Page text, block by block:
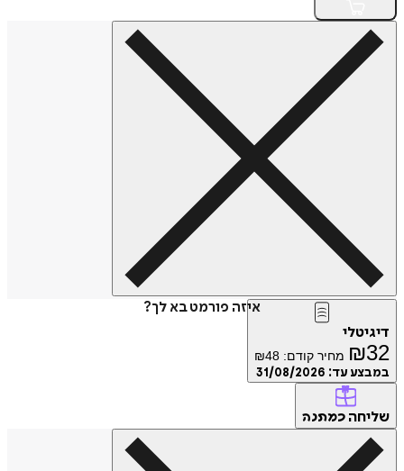
איזה פורמט בא לך?
דיגיטלי
₪32 מחיר קודם: ₪48
במבצע עד: 31/08/2026
שליחה כמתנה